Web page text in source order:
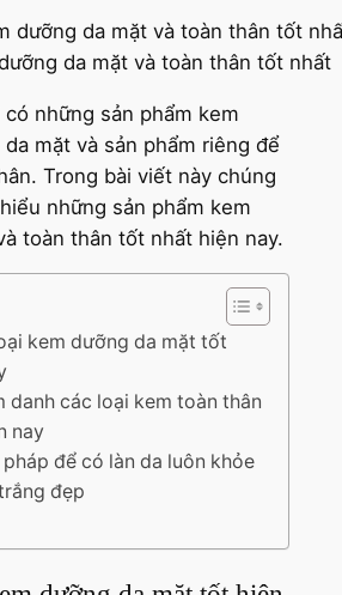
da mặt và toàn thân tốt nhất
có những sản phẩm kem
mặt và sản phẩm riêng để
Trong bài viết này chúng
những sản phẩm kem
toàn thân tốt nhất hiện nay.
kem dưỡng da mặt tốt
danh các loại kem toàn thân
nay
pháp để có làn da luôn khỏe
đẹp